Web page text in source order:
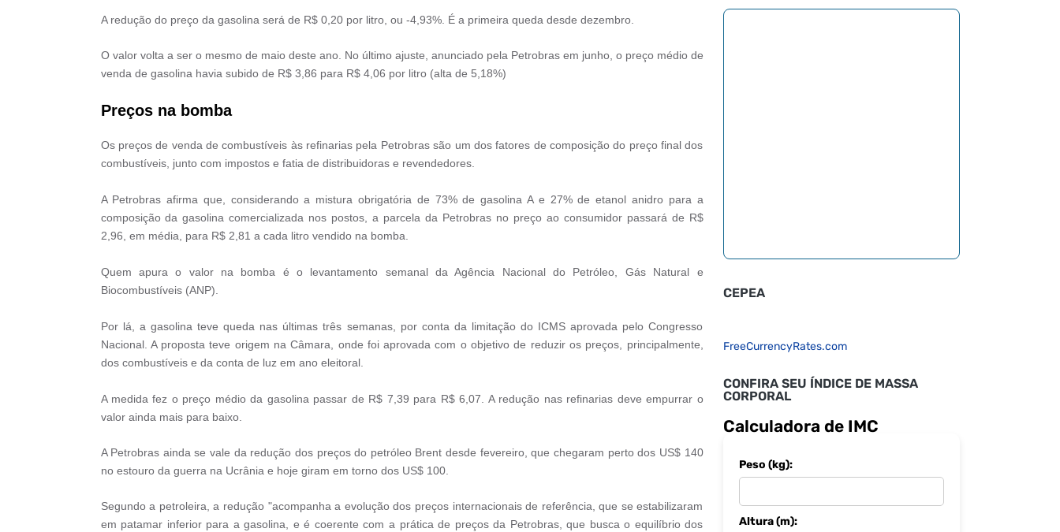
A redução do preço da gasolina será de R$ 0,20 por litro, ou -4,93%. É a primeira queda desde dezembro.
O valor volta a ser o mesmo de maio deste ano. No último ajuste, anunciado pela Petrobras em junho, o preço médio de
venda de gasolina havia subido de R$ 3,86 para R$ 4,06 por litro (alta de 5,18%)
Preços na bomba
Os preços de venda de combustíveis às refinarias pela Petrobras são um dos fatores de composição do preço final dos
combustíveis, junto com impostos e fatia de distribuidoras e revendedores.
A Petrobras afirma que, considerando a mistura obrigatória de 73% de gasolina A e 27% de etanol anidro para a
composição da gasolina comercializada nos postos, a parcela da Petrobras no preço ao consumidor passará de R$
2,96, em média, para R$ 2,81 a cada litro vendido na bomba.
Quem apura o valor na bomba é o levantamento semanal da Agência Nacional do Petróleo, Gás Natural e
Biocombustíveis (ANP).
Por lá, a gasolina teve queda nas últimas três semanas, por conta da limitação do ICMS aprovada pelo Congresso
Nacional. A proposta teve origem na Câmara, onde foi aprovada com o objetivo de reduzir os preços, principalmente,
dos combustíveis e da conta de luz em ano eleitoral.
A medida fez o preço médio da gasolina passar de R$ 7,39 para R$ 6,07. A redução nas refinarias deve empurrar o
valor ainda mais para baixo.
A Petrobras ainda se vale da redução dos preços do petróleo Brent desde fevereiro, que chegaram perto dos US$ 140
no estouro da guerra na Ucrânia e hoje giram em torno dos US$ 100.
Segundo a petroleira, a redução "acompanha a evolução dos preços internacionais de referência, que se estabilizaram
em patamar inferior para a gasolina, e é coerente com a prática de preços da Petrobras, que busca o equilíbrio dos
CEPEA
FreeCurrencyRates.com
CONFIRA SEU ÍNDICE DE MASSA
CORPORAL
Calculadora de IMC
Peso (kg):
Altura (m):